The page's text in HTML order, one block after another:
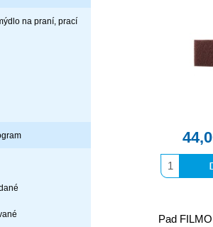
na praní, prací
Pad